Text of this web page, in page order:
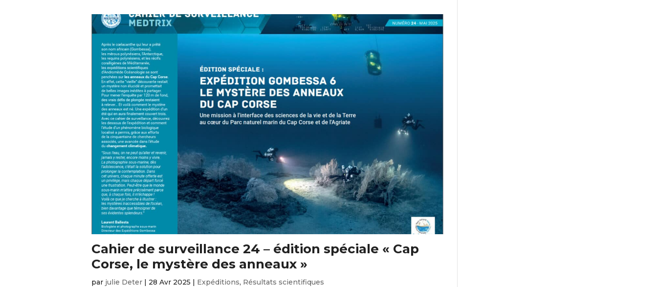
Cahier de surveillance 24 – édition spéciale « Cap
Corse, le mystère des anneaux »
par julie Deter | 28 Avr 2025 | Expéditions, Résultats scientifiques